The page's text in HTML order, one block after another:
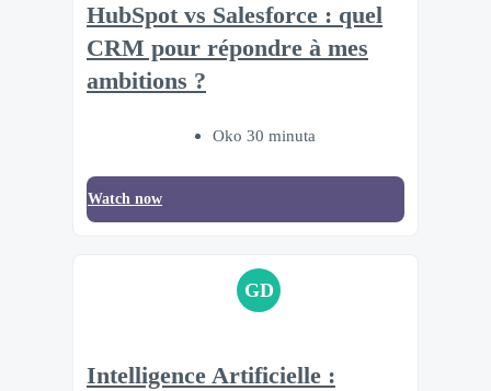
HubSpot vs Salesforce : quel
CRM pour répondre à mes
ambitions ?
Oko 30 minuta
Watch now
GD
Intelligence Artificielle :